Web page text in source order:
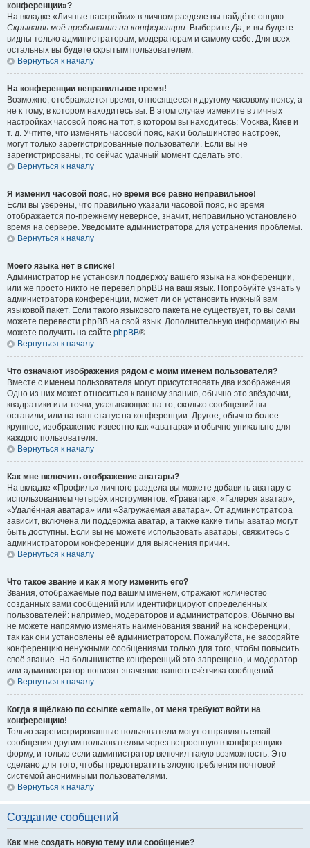
конференции»?
На вкладке «Личные настройки» в личном разделе вы найдёте опцию
Скрывать моё пребывание на конференции. ВыберитеДа, и вы будете
видны только администраторам, модераторам и самому себе. Для всех
остальных вы будете скрытым пользователем.
Вернуться к началу
На конференции неправильное время!
Возможно, отображается время, относящееся к другому часовому поясу, а
не к тому, в котором находитесь вы. В этом случае измените в личных
настройках часовой пояс на тот, в котором вы находитесь: Москва, Киев и
т. д. Учтите, что изменять часовой пояс, как и большинство настроек,
могут только зарегистрированные пользователи. Если вы не
зарегистрированы, то сейчас удачный момент сделать это.
Вернуться к началу
Я изменил часовой пояс, но время всё равно неправильное!
Если вы уверены, что правильно указали часовой пояс, но время
отображается по-прежнему неверное, значит, неправильно установлено
время на сервере. Уведомите администратора для устранения проблемы.
Вернуться к началу
Моего языка нет в списке!
Администратор не установил поддержку вашего языка на конференции,
или же просто никто не перевёл phpBB на ваш язык. Попробуйте узнать у
администратора конференции, может ли он установить нужный вам
языковой пакет. Если такого языкового пакета не существует, то вы сами
можете перевести phpBB на свой язык. Дополнительную информацию вы
можете получить на сайте phpBB®.
Вернуться к началу
Что означают изображения рядом с моим именем пользователя?
Вместе с именем пользователя могут присутствовать два изображения.
Одно из них может относиться к вашему званию, обычно это звёздочки,
квадратики или точки, указывающие на то, сколько сообщений вы
оставили, или на ваш статус на конференции. Другое, обычно более
крупное, изображение известно как «аватара» и обычно уникально для
каждого пользователя.
Вернуться к началу
Как мне включить отображение аватары?
На вкладке «Профиль» личного раздела вы можете добавить аватару с
использованием четырёх инструментов: «Граватар», «Галерея аватар»,
«Удалённая аватара» или «Загружаемая аватара». От администратора
зависит, включена ли поддержка аватар, а также какие типы аватар могут
быть доступны. Если вы не можете использовать аватары, свяжитесь с
администратором конференции для выяснения причин.
Вернуться к началу
Что такое звание и как я могу изменить его?
Звания, отображаемые под вашим именем, отражают количество
созданных вами сообщений или идентифицируют определённых
пользователей: например, модераторов и администраторов. Обычно вы
не можете напрямую изменять наименования званий на конференции,
так как они установлены её администратором. Пожалуйста, не засоряйте
конференцию ненужными сообщениями только для того, чтобы повысить
своё звание. На большинстве конференций это запрещено, и модератор
или администратор понизят значение вашего счётчика сообщений.
Вернуться к началу
Когда я щёлкаю по ссылке «email», от меня требуют войти на
конференцию!
Только зарегистрированные пользователи могут отправлять email-
сообщения другим пользователям через встроенную в конференцию
форму, и только если администратор включил такую возможность. Это
сделано для того, чтобы предотвратить злоупотребления почтовой
системой анонимными пользователями.
Вернуться к началу
Создание сообщений
Как мне создать новую тему или сообщение?